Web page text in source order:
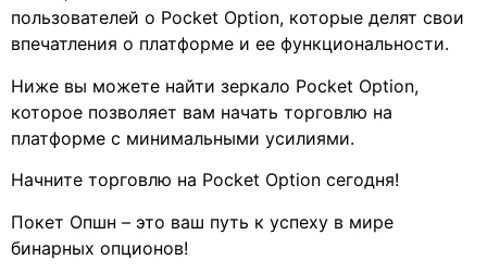
пользователей о Pocket Option, которые делят свои
впечатления о платформе и ее функциональности.
Ниже вы можете найти зеркало Pocket Option,
которое позволяет вам начать торговлю на
платформе с минимальными усилиями.
Начните торговлю на Pocket Option сегодня!
Покет Опшн – это ваш путь к успеху в мире
бинарных опционов!